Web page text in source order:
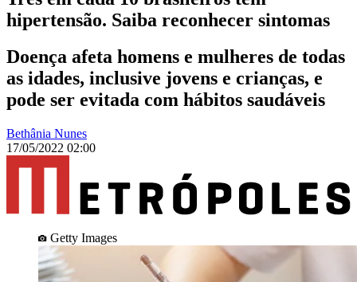
hipertensão. Saiba reconhecer sintomas
Doença afeta homens e mulheres de todas
as idades, inclusive jovens e crianças, e
pode ser evitada com hábitos saudáveis
Bethânia Nunes
17/05/2022 02:00
Getty Images